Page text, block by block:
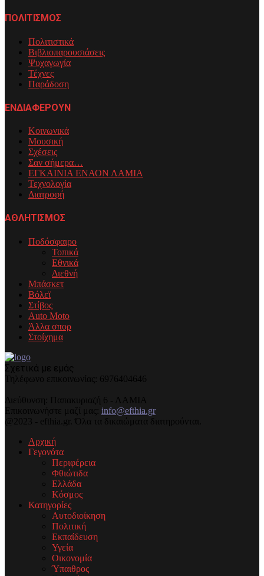
ΠΟΛΙΤΙΣΜΟΣ
Πολιτιστικά
Βιβλιοπαρουσιάσεις
Ψυχαγωγία
Τέχνες
Παράδοση
ΕΝΔΙΑΦΕΡΟΥΝ
Κοινωνικά
Μουσική
Σχέσεις
Σαν σήμερα…
ΕΓΚΑΙΝΙΑ ΕΝΑΟΝ ΛΑΜΙΑ
Τεχνολογία
Διατροφή
ΑΘΛΗΤΙΣΜΟΣ
Ποδόσφαιρο
Τοπικά
Εθνικά
Διεθνή
Μπάσκετ
Βόλεϊ
Στίβος
Auto Moto
Άλλα σπορ
Στοίχημα
Σχετικά με εμάς
Τηλέφωνo επικοινωνίας: 6976404646
Διεύθυνση: Παπακυριαζή 6 - ΛΑΜΙΑ
Επικοινωνήστε μαζί μας: info@efthia.gr
@2023 - efthia.gr. Όλα τα δικαιώματα διατηρούνται.
Αρχική
Γεγονότα
Περιφέρεια
Φθιώτιδα
Ελλάδα
Κόσμος
Κατηγορίες
Αυτοδιοίκηση
Πολιτική
Εκπαίδευση
Υγεία
Οικονομία
Ύπαιθρος